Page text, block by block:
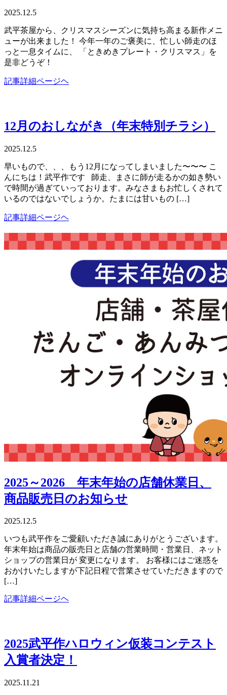
2025.12.5
武平茶屋から、クリスマスシーズンに気持ち高まる新作メニ
ューが出来ました！ 今年一年のご褒美に、忙しい師走のほ
っと一息タイムに、 「ときめきプレート・クリスマス」を
是非どうぞ！
記事詳細ページヘ
12月のおしながき（年末特別チラシ）
2025.12.5
早いもので、、、もう12月になってしまいました〜〜〜 こ
んにちは！武平作です 師走、まさに師が走るかの如き勢い
で時間が過ぎていっております。みなさまもお忙しくされて
いるのではないでしょうか。たまには甘いもの […]
記事詳細ページヘ
2025～2026 年末年始の店舗休業日、
商品販売日のお知らせ
2025.12.5
いつも武平作をご愛顧いただき誠にありがとうございます。
年末年始は商品の販売日と店舗の営業時間・営業日、ネット
ショップの営業日が 変更になります。 お客様にはご迷惑を
おかけいたしますが下記日程で営業させていただきますので
[…]
記事詳細ページヘ
2025武平作ハロウィン仮装コンテスト
入賞者決定！
2025.11.21